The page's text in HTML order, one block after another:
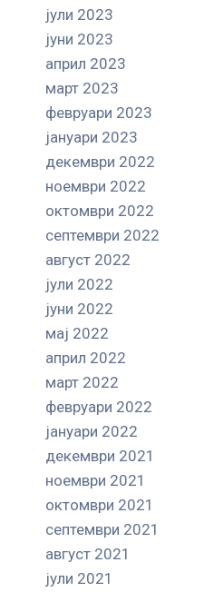
јули 2023
јуни 2023
април 2023
март 2023
февруари 2023
јануари 2023
декември 2022
ноември 2022
октомври 2022
септември 2022
август 2022
јули 2022
јуни 2022
мај 2022
април 2022
март 2022
февруари 2022
јануари 2022
декември 2021
ноември 2021
октомври 2021
септември 2021
август 2021
јули 2021